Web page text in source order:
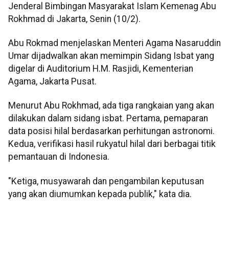
Jenderal Bimbingan Masyarakat Islam Kemenag Abu
Rokhmad di Jakarta, Senin (10/2).
Abu Rokmad menjelaskan Menteri Agama Nasaruddin
Umar dijadwalkan akan memimpin Sidang Isbat yang
digelar di Auditorium H.M. Rasjidi, Kementerian
Agama, Jakarta Pusat.
Menurut Abu Rokhmad, ada tiga rangkaian yang akan
dilakukan dalam sidang isbat. Pertama, pemaparan
data posisi hilal berdasarkan perhitungan astronomi.
Kedua, verifikasi hasil rukyatul hilal dari berbagai titik
pemantauan di Indonesia.
"Ketiga, musyawarah dan pengambilan keputusan
yang akan diumumkan kepada publik," kata dia.